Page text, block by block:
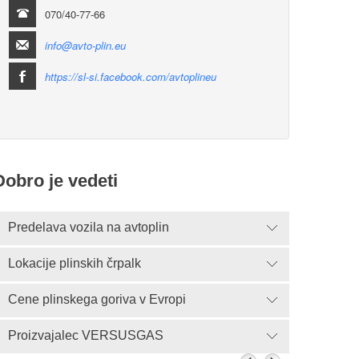
070/40-77-66
info@avto-plin.eu
https://sl-si.facebook.com/avtoplineu
je vedeti
Predelava vozila na avtoplin
Lokacije plinskih črpalk
Cene plinskega goriva v Evropi
Proizvajalec VERSUSGAS